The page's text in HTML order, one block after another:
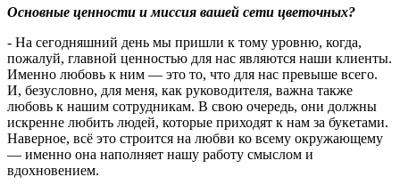
Основные ценности и миссия вашей сети цветочных?
- На сегодняшний день мы пришли к тому уровню, когда,
пожалуй, главной ценностью для нас являются наши клиенты.
Именно любовь к ним — это то, что для нас превыше всего.
И, безусловно, для меня, как руководителя, важна также
любовь к нашим сотрудникам. В свою очередь, они должны
искренне любить людей, которые приходят к нам за букетами.
Наверное, всё это строится на любви ко всему окружающему
— именно она наполняет нашу работу смыслом и
вдохновением.